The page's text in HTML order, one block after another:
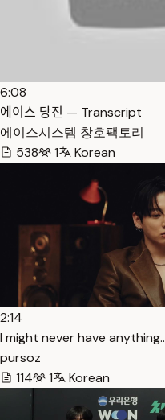
6:08
에이스 당진 — Transcript
에이스시스템 창호팩토리
538
1 Korean
2:14
I might never have
pursoz
114
1 Korean